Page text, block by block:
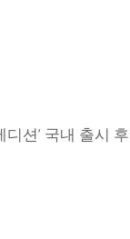
션’ 국내 출시